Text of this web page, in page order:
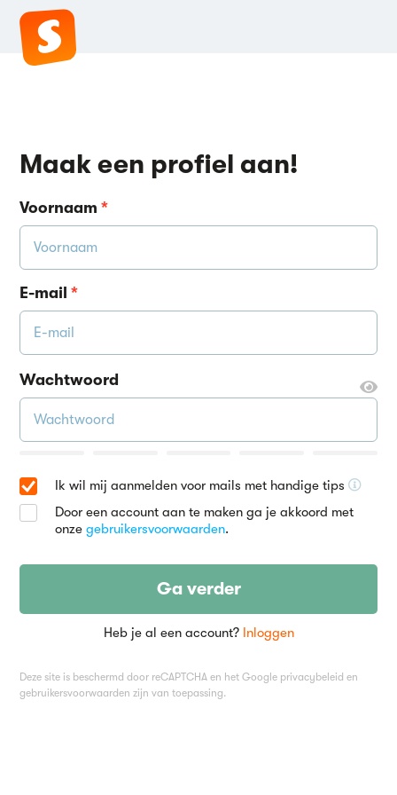
Maak een profiel aan!
Voornaam*
E-mail*
Wachtwoord
Ik wil mij aanmelden voor mails met handige tips
Door een account aan te maken ga je akkoord met
onzegebruikersvoorwaarden.
Deze site is beschermd door reCAPTCHA en het Google privacybeleid en
gebruikersvoorwaarden zijn van toepassing.
Ga verder
Heb je al een account? Inloggen